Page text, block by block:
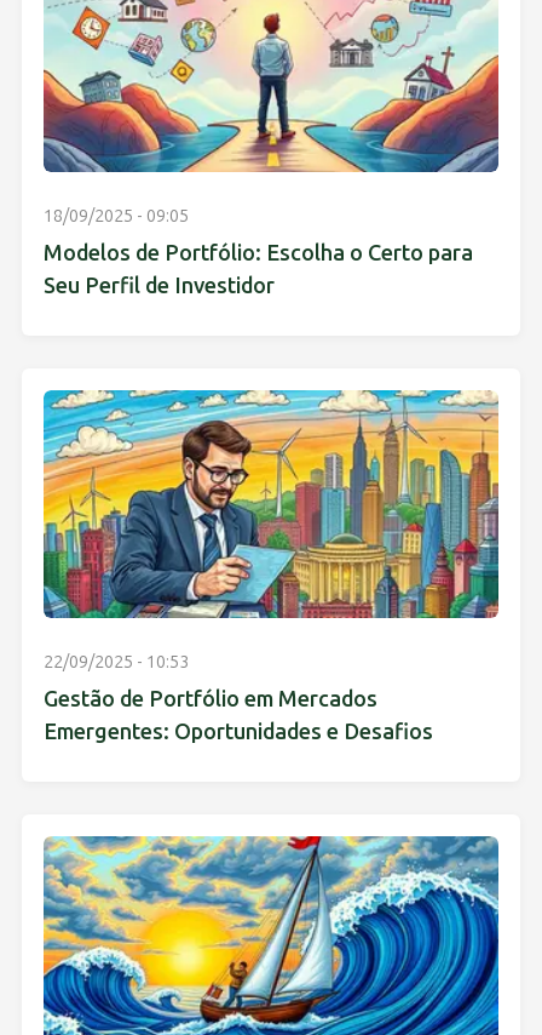
18/09/2025 - 09:05
Modelos de Portfólio: Escolha o Certo para
Seu Perfil de Investidor
22/09/2025 - 10:53
Gestão de Portfólio em Mercados
Emergentes: Oportunidades e Desafios